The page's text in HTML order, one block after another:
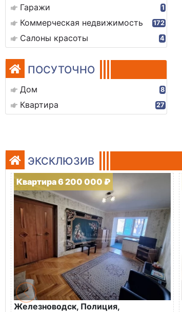
Гаражи 1
Коммерческая недвижимость 172
Салоны красоты 4
ПОСУТОЧНО
Дом 8
Квартира 27
ЭКСКЛЮЗИВ
Квартира 6 200 000 ₽
Железноводск, Полиция,